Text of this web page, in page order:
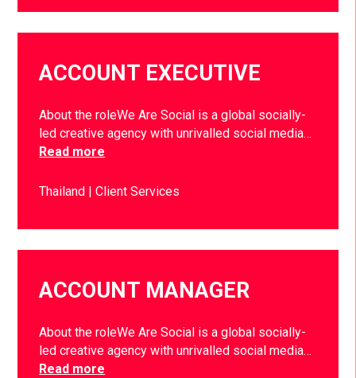
ACCOUNT EXECUTIVE
About the roleWe Are Social is a global socially-
led creative agency with unrivalled social media…
Read more
Thailand Client Services
ACCOUNT MANAGER
About the roleWe Are Social is a global socially-
led creative agency with unrivalled social media…
Read more